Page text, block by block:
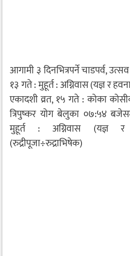
आगामी ३ दिनभित्रपर्ने चाडपर्व,
१३ गते : मुहूर्त : अग्निवास (यज्ञ र
एकादशी व्रत, १५ गते : कोका
त्रिपुष्कर योग बेलुका ०७:५४
मुहूर्त : अग्निवास (यज्ञ र
(रुद्रीपूजा÷रुद्राभिषेक)